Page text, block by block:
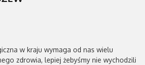
w kraju wymaga od nas wielu
zdrowia, lepiej żebyśmy nie wychodzili